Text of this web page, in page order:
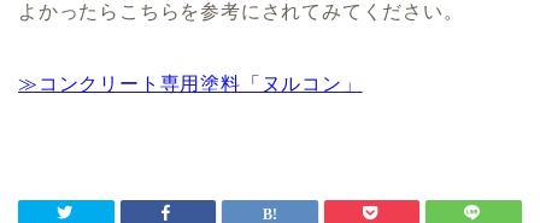
よかったらこちらを参考にされてみてください。
≫コンクリート専用塗料「ヌルコン」